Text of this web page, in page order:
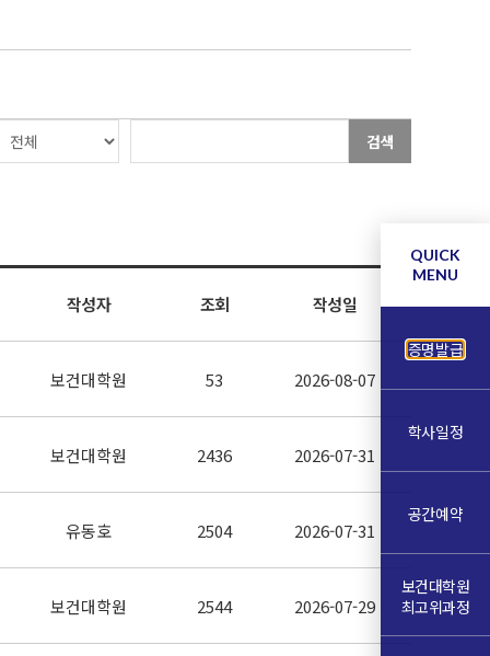
검색
작성자 조회 작성일
보건대학원 53 2026-08-07
보건대학원 2436 2026-07-31
유동호 2504 2026-07-31
보건대학원 2544 2026-07-29
QUICK
MENU
증명발급
학사일정
공간예약
보건대학원
최고위과정